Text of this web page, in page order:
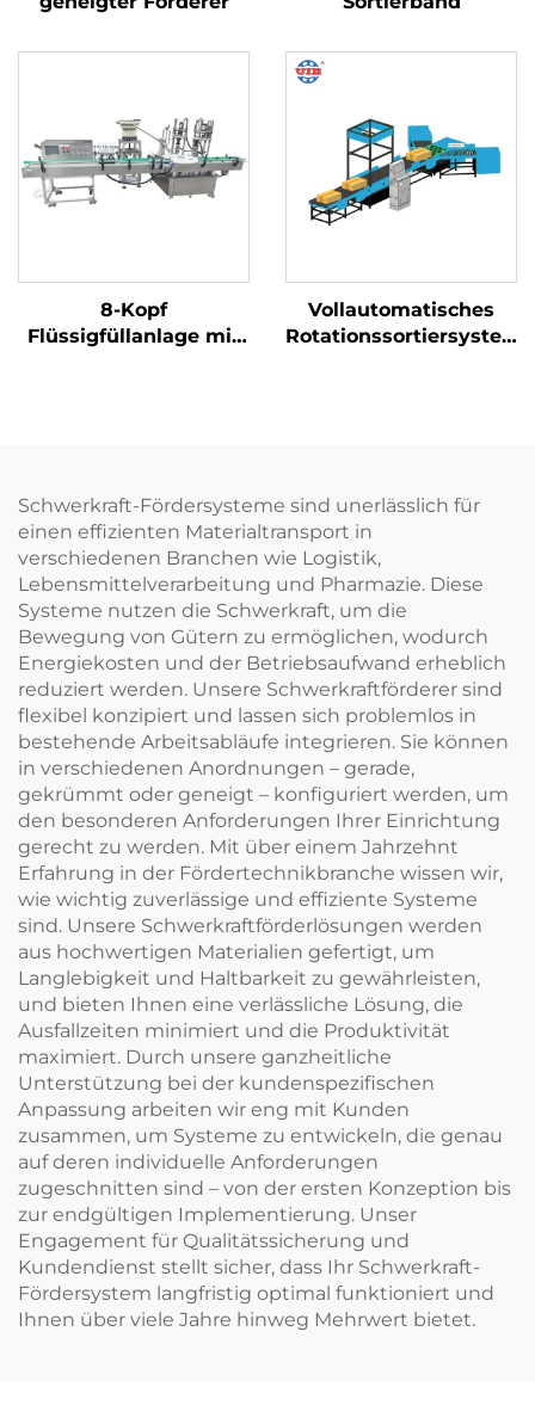
8-Kopf
Flüssigfüllanlage mit
Vollautomatisches
Rotationssortiersystem
Schwerkraft-Fördersysteme sind unerlässlich für
einen effizienten Materialtransport in
verschiedenen Branchen wie Logistik,
Lebensmittelverarbeitung und Pharmazie. Diese
Systeme nutzen die Schwerkraft, um die
Bewegung von Gütern zu ermöglichen, wodurch
Energiekosten und der Betriebsaufwand erheblich
reduziert werden. Unsere Schwerkraftförderer sind
flexibel konzipiert und lassen sich problemlos in
bestehende Arbeitsabläufe integrieren. Sie können
in verschiedenen Anordnungen – gerade,
gekrümmt oder geneigt – konfiguriert werden, um
den besonderen Anforderungen Ihrer Einrichtung
gerecht zu werden. Mit über einem Jahrzehnt
Erfahrung in der Fördertechnikbranche wissen wir,
wie wichtig zuverlässige und effiziente Systeme
sind. Unsere Schwerkraftförderlösungen werden
aus hochwertigen Materialien gefertigt, um
Langlebigkeit und Haltbarkeit zu gewährleisten,
und bieten Ihnen eine verlässliche Lösung, die
Ausfallzeiten minimiert und die Produktivität
maximiert. Durch unsere ganzheitliche
Unterstützung bei der kundenspezifischen
Anpassung arbeiten wir eng mit Kunden
zusammen, um Systeme zu entwickeln, die genau
auf deren individuelle Anforderungen
zugeschnitten sind – von der ersten Konzeption bis
zur endgültigen Implementierung. Unser
Engagement für Qualitätssicherung und
Kundendienst stellt sicher, dass Ihr Schwerkraft-
Fördersystem langfristig optimal funktioniert und
Ihnen über viele Jahre hinweg Mehrwert bietet.